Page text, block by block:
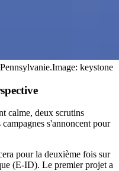
Image: keystone
calme, deux scrutins
s'annoncent pour
pour la deuxième fois sur
(E-ID). Le premier projet a